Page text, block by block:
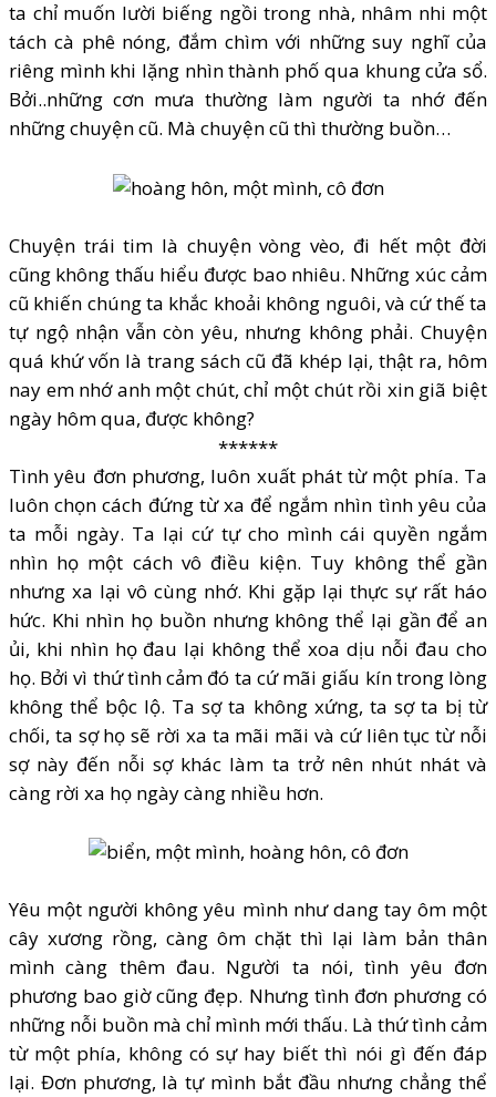
ta chỉ muốn lười biếng ngồi trong nhà, nhâm nhi một
tách cà phê nóng, đắm chìm với những suy nghĩ của
riêng mình khi lặng nhìn thành phố qua khung cửa sổ.
Bởi..những cơn mưa thường làm người ta nhớ đến
những chuyện cũ. Mà chuyện cũ thì thường buồn…
Chuyện trái tim là chuyện vòng vèo, đi hết một đời
cũng không thấu hiểu được bao nhiêu. Những xúc cảm
cũ khiến chúng ta khắc khoải không nguôi, và cứ thế ta
tự ngộ nhận vẫn còn yêu, nhưng không phải. Chuyện
quá khứ vốn là trang sách cũ đã khép lại, thật ra, hôm
nay em nhớ anh một chút, chỉ một chút rồi xin giã biệt
ngày hôm qua, được không?
******
Tình yêu đơn phương, luôn xuất phát từ một phía. Ta
luôn chọn cách đứng từ xa để ngắm nhìn tình yêu của
ta mỗi ngày. Ta lại cứ tự cho mình cái quyền ngắm
nhìn họ một cách vô điều kiện. Tuy không thể gần
nhưng xa lại vô cùng nhớ. Khi gặp lại thực sự rất háo
hức. Khi nhìn họ buồn nhưng không thể lại gần để an
ủi, khi nhìn họ đau lại không thể xoa dịu nỗi đau cho
họ. Bởi vì thứ tình cảm đó ta cứ mãi giấu kín trong lòng
không thể bộc lộ. Ta sợ ta không xứng, ta sợ ta bị từ
chối, ta sợ họ sẽ rời xa ta mãi mãi và cứ liên tục từ nỗi
sợ này đến nỗi sợ khác làm ta trở nên nhút nhát và
càng rời xa họ ngày càng nhiều hơn.
Yêu một người không yêu mình như dang tay ôm một
cây xương rồng, càng ôm chặt thì lại làm bản thân
mình càng thêm đau. Người ta nói, tình yêu đơn
phương bao giờ cũng đẹp. Nhưng tình đơn phương có
những nỗi buồn mà chỉ mình mới thấu. Là thứ tình cảm
từ một phía, không có sự hay biết thì nói gì đến đáp
lại. Đơn phương, là tự mình bắt đầu nhưng chẳng thể